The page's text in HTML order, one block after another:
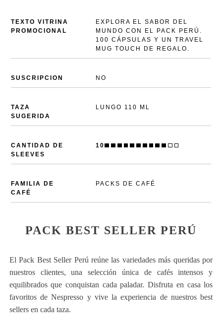
TEXTO VITRINA
PROMOCIONAL
EXPLORA EL SABOR DEL
MUNDO CON EL PACK PERÚ.
100 CÁPSULAS Y UN TRAVEL
MUG TOUCH DE REGALO.
SUSCRIPCION NO
TAZA
SUGERIDA
LUNGO 110 ML
CANTIDAD DE
SLEEVES
10
FAMILIA DE
CAFÉ
PACKS DE CAFÉ
PACK BEST SELLER PERÚ
El Pack Best Seller Perú reúne las variedades más queridas por
nuestros clientes, una selección única de cafés intensos y
equilibrados que conquistan cada paladar. Disfruta en casa los
favoritos de Nespresso y vive la experiencia de nuestros best
sellers en cada taza.